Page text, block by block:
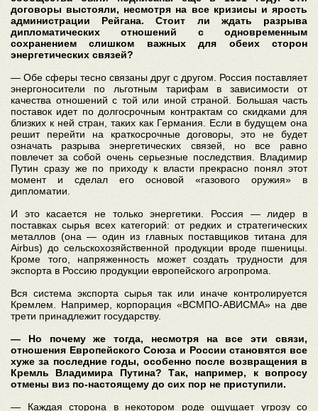
договоры выстояли, несмотря на все кризисы и ярость
администрации Рейгана. Стоит ли ждать разрыва
дипломатических отношений с одновременным
сохранением слишком важных для обеих сторон
энергетических связей?
— Обе сферы тесно связаны друг с другом. Россия поставляет
энергоносители по льготным тарифам в зависимости от
качества отношений с той или иной страной. Большая часть
поставок идет по долгосрочным контрактам со скидками для
близких к ней стран, таких как Германия. Если в будущем она
решит перейти на краткосрочные договоры, это не будет
означать разрыва энергетических связей, но все равно
повлечет за собой очень серьезные последствия. Владимир
Путин сразу же по приходу к власти прекрасно понял этот
момент и сделал его основой «газового оружия» в
дипломатии.
И это касается не только энергетики. Россия — лидер в
поставках сырья всех категорий: от редких и стратегических
металлов (она — один из главных поставщиков титана для
Airbus) до сельскохозяйственной продукции вроде пшеницы.
Кроме того, напряженность может создать трудности для
экспорта в Россию продукции европейского агропрома.
Вся система экспорта сырья так или иначе контролируется
Кремлем. Например, корпорация «ВСМПО-АВИСМА» на две
трети принадлежит государству.
— Но почему же тогда, несмотря на все эти связи,
отношения Европейского Союза и России становятся все
хуже за последние годы, особенно после возвращения в
Кремль Владимира Путина? Так, например, к вопросу
отмены виз по-настоящему до сих пор не приступили.
— Каждая сторона в некотором роде ощущает угрозу со